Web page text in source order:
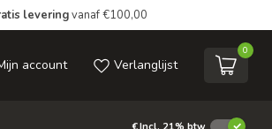
leveringvanaf €100,00
account Verlanglijst
0
€Incl. 21% btw